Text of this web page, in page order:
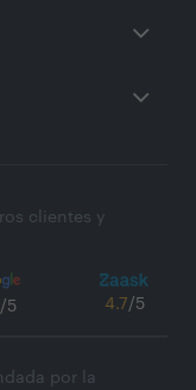
clientes y
/5 4.7/5
por la